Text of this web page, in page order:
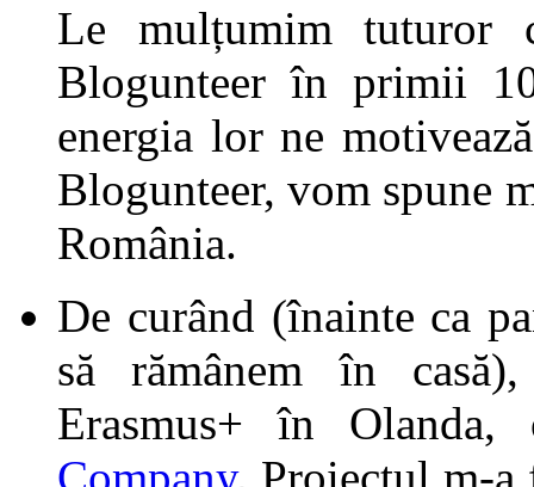
Le mulțumim tuturor
Blogunteer în primii
energia lor ne
Blogunteer, vom spune
România.
De curând (înainte ca
să rămânem în
Erasmus+ în
Company. Proiectul m-a